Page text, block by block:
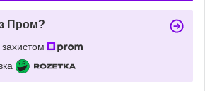
Пром?